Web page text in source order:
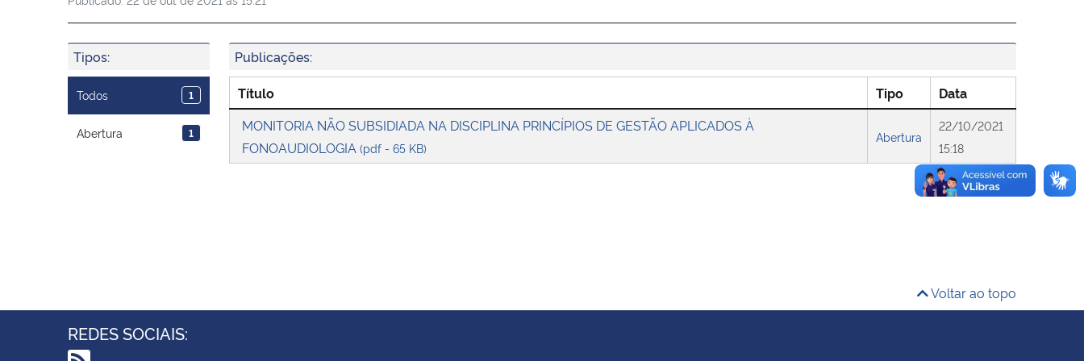
Tipos:
Todos 1
Abertura 1
Publicações:
Título Tipo
Data
MONITORIA NÃO SUBSIDIADA NA DISCIPLINA PRINCÍPIOS DE GESTÃO APLICADOS À
FONOAUDIOLOGIA (pdf - 65 KB)
Abertura
22/10/2021
15:18
Voltar ao topo
REDES SOCIAIS: